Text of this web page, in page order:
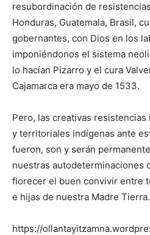
resubordinación de
Honduras, Guatemala, Brasil,
gobernantes, con Dios en los
imponiéndonos el sistema
lo hacían Pizarro y el cura
Cajamarca era mayo de 1533.
Pero, las creativas
y territoriales indígenas ante
fueron, son y serán
nuestras autodeterminaciones
florecer el buen convivir entre
e hijas de nuestra Madre Tierra.
https://